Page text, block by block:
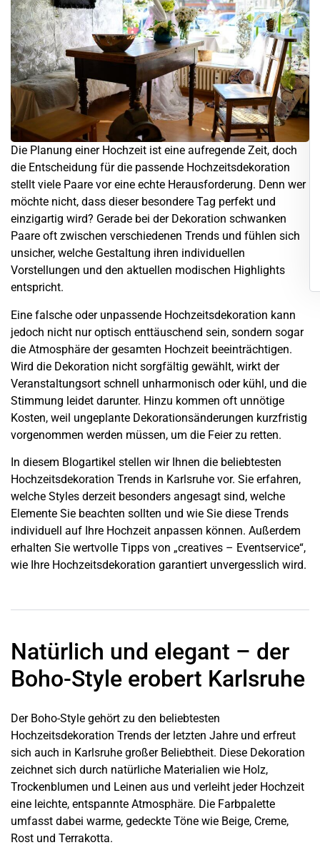
Die Planung einer Hochzeit ist eine aufregende Zeit, doch
die Entscheidung für die passende Hochzeitsdekoration
stellt viele Paare vor eine echte Herausforderung. Denn wer
möchte nicht, dass dieser besondere Tag perfekt und
einzigartig wird? Gerade bei der Dekoration schwanken
Paare oft zwischen verschiedenen Trends und fühlen sich
unsicher, welche Gestaltung ihren individuellen
Vorstellungen und den aktuellen modischen Highlights
entspricht.
Eine falsche oder unpassende Hochzeitsdekoration kann
jedoch nicht nur optisch enttäuschend sein, sondern sogar
die Atmosphäre der gesamten Hochzeit beeinträchtigen.
Wird die Dekoration nicht sorgfältig gewählt, wirkt der
Veranstaltungsort schnell unharmonisch oder kühl, und die
Stimmung leidet darunter. Hinzu kommen oft unnötige
Kosten, weil ungeplante Dekorationsänderungen kurzfristig
vorgenommen werden müssen, um die Feier zu retten.
In diesem Blogartikel stellen wir Ihnen die beliebtesten
Hochzeitsdekoration Trends in Karlsruhe vor. Sie erfahren,
welche Styles derzeit besonders angesagt sind, welche
Elemente Sie beachten sollten und wie Sie diese Trends
individuell auf Ihre Hochzeit anpassen können. Außerdem
erhalten Sie wertvolle Tipps von „creatives – Eventservice“,
wie Ihre Hochzeitsdekoration garantiert unvergesslich wird.
Natürlich und elegant – der
Boho-Style erobert Karlsruhe
Der Boho-Style gehört zu den beliebtesten
Hochzeitsdekoration Trends der letzten Jahre und erfreut
sich auch in Karlsruhe großer Beliebtheit. Diese Dekoration
zeichnet sich durch natürliche Materialien wie Holz,
Trockenblumen und Leinen aus und verleiht jeder Hochzeit
eine leichte, entspannte Atmosphäre. Die Farbpalette
umfasst dabei warme, gedeckte Töne wie Beige, Creme,
Rost und Terrakotta.